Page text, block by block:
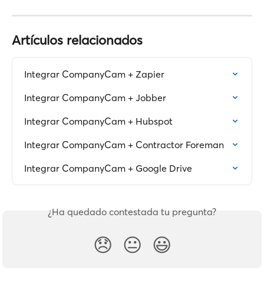
Artículos relacionados
Integrar CompanyCam + Zapier
Integrar CompanyCam + Jobber
Integrar CompanyCam + Hubspot
Integrar CompanyCam + Contractor Foreman
Integrar CompanyCam + Google Drive
¿Ha quedado contestada tu pregunta?
😞 😐 😃